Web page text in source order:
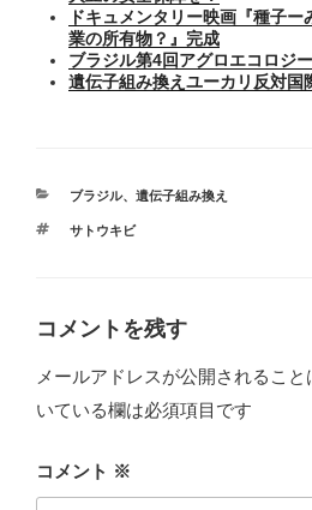
ドキュメンタリー映画『種子
業の所有物？』完成
ブラジル第4回アグロエコロジ
遺伝子組み換えユーカリ反対国
カ
ゴ
ブラジル、 遺伝子組み換え
タ
サトウキビ
コメントを残す
メールアドレスが公開されること
いている欄は必須項目です
コメント ※